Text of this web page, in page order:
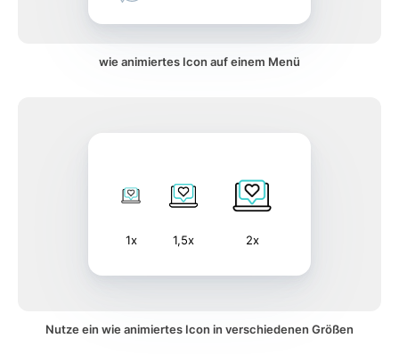
wie animiertes Icon auf einem Menü
1x 1,5x 2x
Nutze ein wie animiertes Icon in verschiedenen Größen